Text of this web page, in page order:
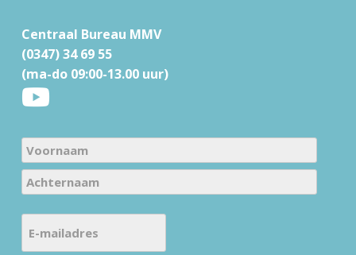
Centraal Bureau MMV
(0347) 34 69 55
(ma-do 09:00-13.00 uur)
N
a
m
V
o
o